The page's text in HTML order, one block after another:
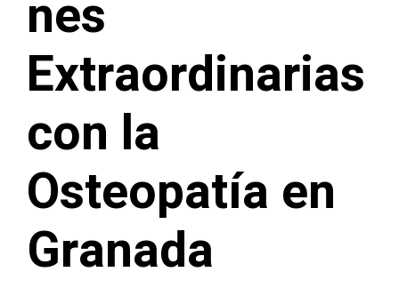
nes
Extraordinarias
con la
Osteopatía en
Granada